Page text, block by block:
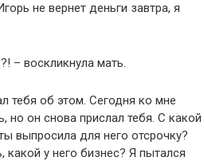
не вернет деньги завтра, я
– воскликнула мать.
тебя об этом. Сегодня ко мне
но он снова прислал тебя. С какой
выпросила для него отсрочку?
у него бизнес? Я пытался